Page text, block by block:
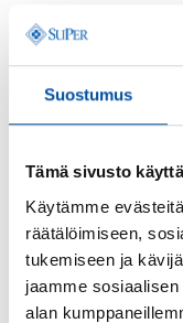
Suostumus
Tämä sivusto
Käytämme
räätälöimiseen,
tukemiseen ja
jaamme
alan
Kiristynyt työpaine
palkattoman ylityön
tinkimisenä.
– Tämä on iso
sektorilla toi esiin,
Ylitöistä on tullut
pyöritetään
olla sellainen.